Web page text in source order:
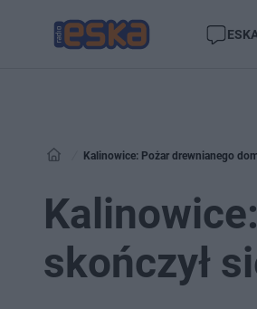
Kalinowice: Pożar drewnianego
skończył